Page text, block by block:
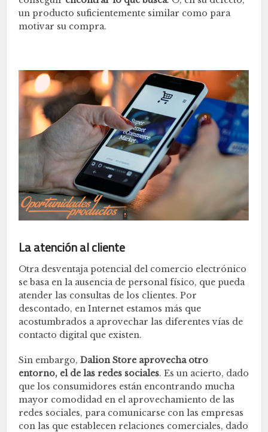
un producto suficientemente similar como para
motivar su compra.
La atención al cliente
Otra desventaja potencial del comercio electrónico
se basa en la ausencia de personal físico, que pueda
atender las consultas de los clientes. Por
descontado, en Internet estamos más que
acostumbrados a aprovechar las diferentes vías de
contacto digital que existen.
Sin embargo,Dalion Store aprovecha otro
entorno, el de las redes sociales. Es un acierto, dado
que los consumidores están encontrando mucha
mayor comodidad en el aprovechamiento de las
redes sociales, para comunicarse con las empresas
con las que establecen relaciones comerciales, dado